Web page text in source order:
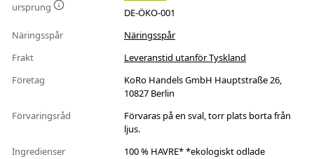
ursprung
DE-ÖKO-001
Näringsspår
Näringsspår
Frakt
Leveranstid utanför Tyskland
Företag
KoRo Handels GmbH Hauptstraße 26,
10827 Berlin
Förvaringsråd
Förvaras på en sval, torr plats borta från
ljus.
Ingredienser
100 % HAVRE* *ekologiskt odlade